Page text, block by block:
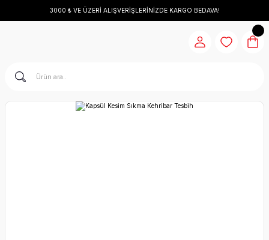
3000 ₺ VE ÜZERİ ALIŞVERİŞLERİNİZDE KARGO BEDAVA!